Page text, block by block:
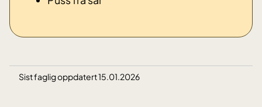
Sist faglig oppdatert 15.01.2026